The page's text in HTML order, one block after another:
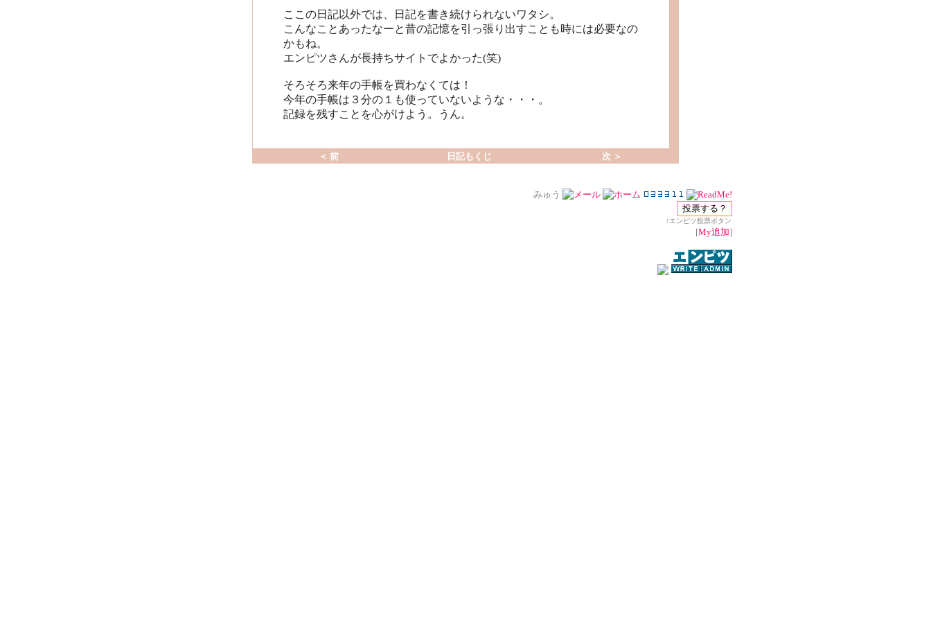
ここの日記以外では、日記を書き続けられないワタシ。
こんなことあったなーと昔の記憶を引っ張り出すことも時には必要なの
かもね。
エンピツさんが長持ちサイトでよかった(笑)
そろそろ来年の手帳を買わなくては！
今年の手帳は３分の１も使っていないような・・・。
記録を残すことを心がけよう。うん。
＜ 前 日記もくじ 次 ＞
みゅう
↑エンピツ投票ボタン
[My追加]